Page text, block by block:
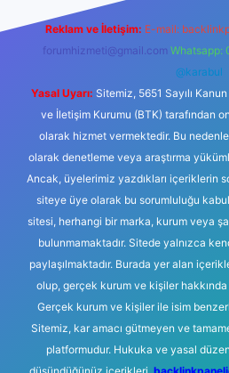
Reklam ve İletişim: E-mail:
forumhizmeti@gmail.com Whatsapp:
@karabul
Yasal Uyarı: Sitemiz, 5651 Sayılı
ve İletişim Kurumu (BTK) tarafından
olarak hizmet vermektedir. Bu
olarak denetleme veya araştırma
Ancak, üyelerimiz yazdıkları içeriklerin
siteye üye olarak bu sorumluluğu
sitesi, herhangi bir marka, kurum veya
bulunmamaktadır. Sitede yalnızca
paylaşılmaktadır. Burada yer alan
olup, gerçek kurum ve kişiler hakkında
Gerçek kurum ve kişiler ile isim
Sitemiz, kar amacı gütmeyen ve
platformudur. Hukuka ve yasal